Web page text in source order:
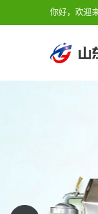
你好，欢迎